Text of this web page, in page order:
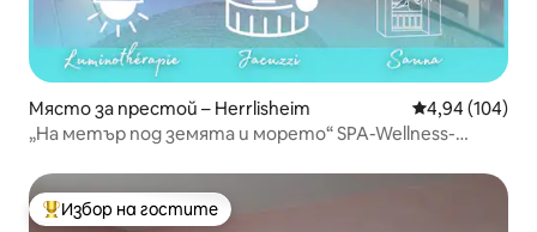
Място за престой – Herrlisheim Средна
4,94 (104)
„На метър под земята и морето“ SPA-Wellness-
Най-популярен избор на гостите
Избор на гостите